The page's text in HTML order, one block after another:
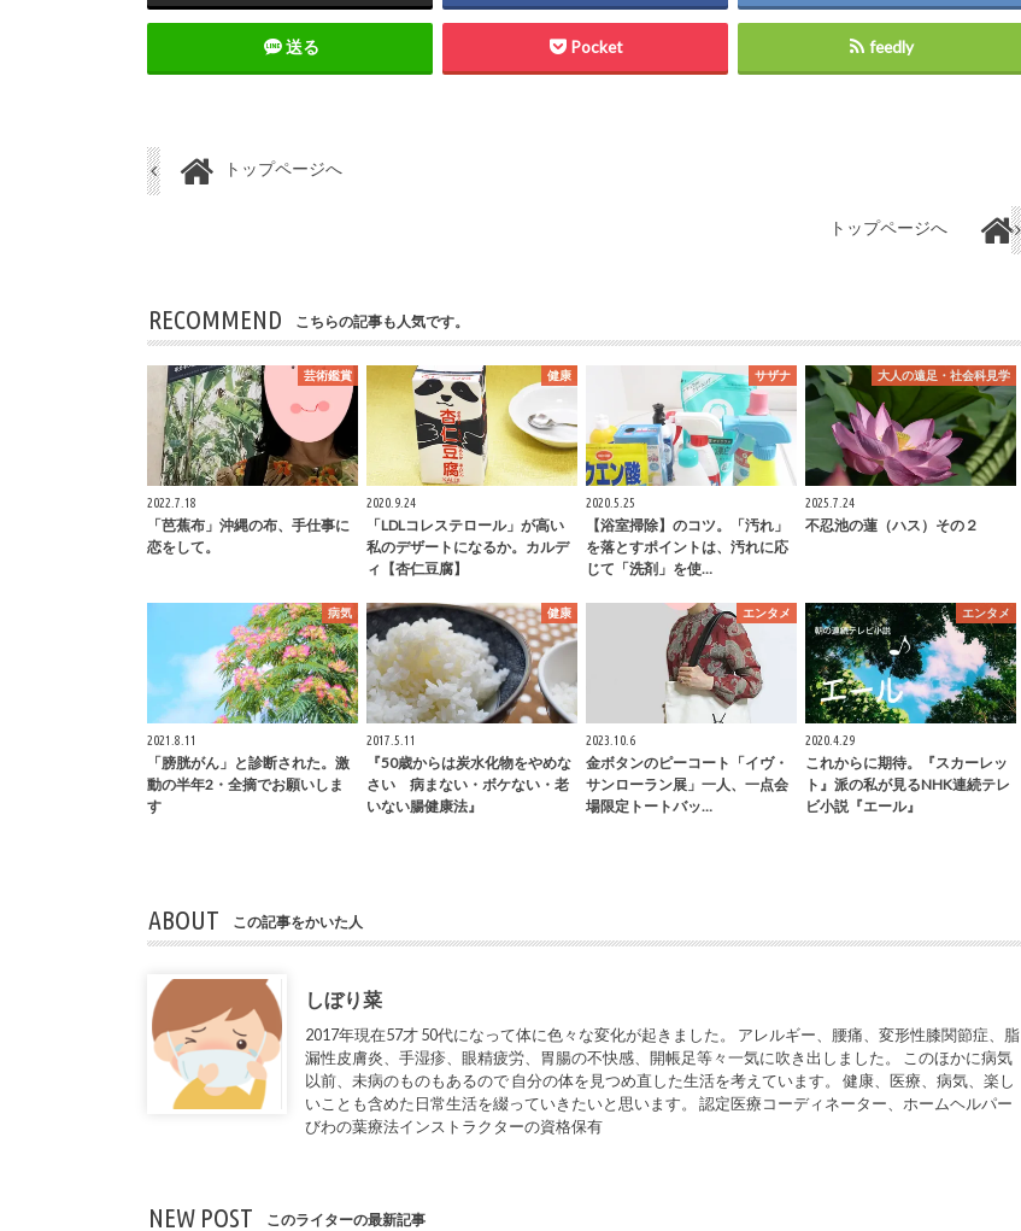
送る Pocket feedly
トップページへ
トップページへ
RECOMMEND こちらの記事も人気です。
芸術鑑賞
2022.7.18
「芭蕉布」沖縄の布、手仕事に
恋をして。
健康
2020.9.24
「LDLコレステロール」が高い
私のデザートになるか。カルデ
ィ【杏仁豆腐】
サザナ
2020.5.25
【浴室掃除】のコツ。「汚れ」
を落とすポイントは、汚れに応
じて「洗剤」を使…
大人の遠足・社会科見学
2025.7.24
不忍池の蓮（ハス）その２
病気
2021.8.11
「膀胱がん」と診断された。激
動の半年2・全摘でお願いしま
す
健康
2017.5.11
『50歳からは炭水化物をやめな
さい 病まない・ボケない・老
いない腸健康法』
エンタメ
2023.10.6
金ボタンのピーコート「イヴ・
サンローラン展」一人、一点会
場限定トートバッ…
エンタメ
2020.4.29
これからに期待。『スカーレッ
ト』派の私が見るNHK連続テレ
ビ小説『エール』
ABOUT この記事をかいた人
しぼり菜
2017年現在57才 50代になって体に色々な変化が起きました。 アレルギー、腰痛、変形性膝関節症、脂
漏性皮膚炎、手湿疹、眼精疲労、胃腸の不快感、開帳足等々一気に吹き出しました。 このほかに病気
以前、未病のものもあるので 自分の体を見つめ直した生活を考えています。 健康、医療、病気、楽し
いことも含めた日常生活を綴っていきたいと思います。 認定医療コーディネーター、ホームヘルパー
びわの葉療法インストラクターの資格保有
NEW POST このライターの最新記事